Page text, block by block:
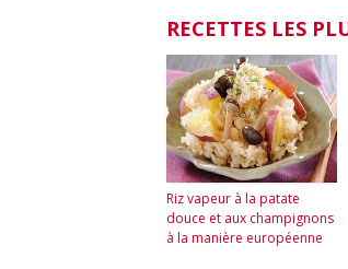
RECETTES LES
Riz vapeur à la patate
douce et aux champignons
à la manière européenne